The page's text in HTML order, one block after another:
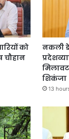
को
चौहान
नकली
शिकंजा
13